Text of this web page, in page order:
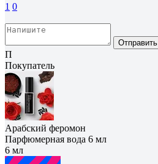
1 0
Отправить
П
Покупатель
Арабский феромон
Парфюмерная вода 6 мл
6 мл